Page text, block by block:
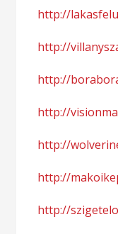
http://
http://
http://
http://
http://
http://
http://